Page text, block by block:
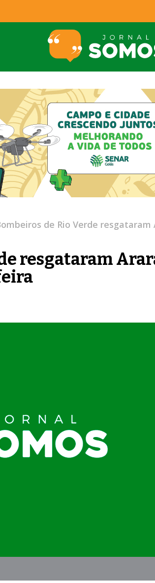
de Rio Verde
resgataram